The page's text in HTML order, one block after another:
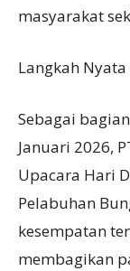
masyarakat
Langkah
Sebagai
Januari 2026,
Upacara Hari
Pelabuhan
kesempatan
membagikan